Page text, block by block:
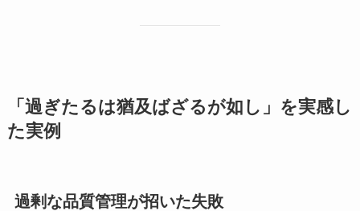
「過ぎたるは猶及ばざるが如し」を実感し
た実例
過剰な品質管理が招いた失敗